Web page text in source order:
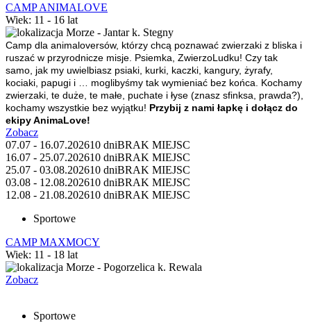
CAMP ANIMALOVE
Wiek: 11 - 16 lat
Morze - Jantar k. Stegny
Camp dla animaloversów, którzy chcą poznawać zwierzaki z bliska i
ruszać w przyrodnicze misje. Psiemka, ZwierzoLudku! Czy tak
samo, jak my uwielbiasz psiaki, kurki, kaczki, kangury, żyrafy,
kociaki, papugi i … moglibyśmy tak wymieniać bez końca. Kochamy
zwierzaki, te duże, te małe, puchate i łyse (znasz sfinksa, prawda?),
kochamy wszystkie bez wyjątku! Przybij z nami łapkę i dołącz do
ekipy AnimaLove!
Zobacz
07.07 - 16.07.202610 dniBRAK MIEJSC
16.07 - 25.07.202610 dniBRAK MIEJSC
25.07 - 03.08.202610 dniBRAK MIEJSC
03.08 - 12.08.202610 dniBRAK MIEJSC
12.08 - 21.08.202610 dniBRAK MIEJSC
Sportowe
CAMP MAXMOCY
Wiek: 11 - 18 lat
Morze - Pogorzelica k. Rewala
Zobacz
Sportowe